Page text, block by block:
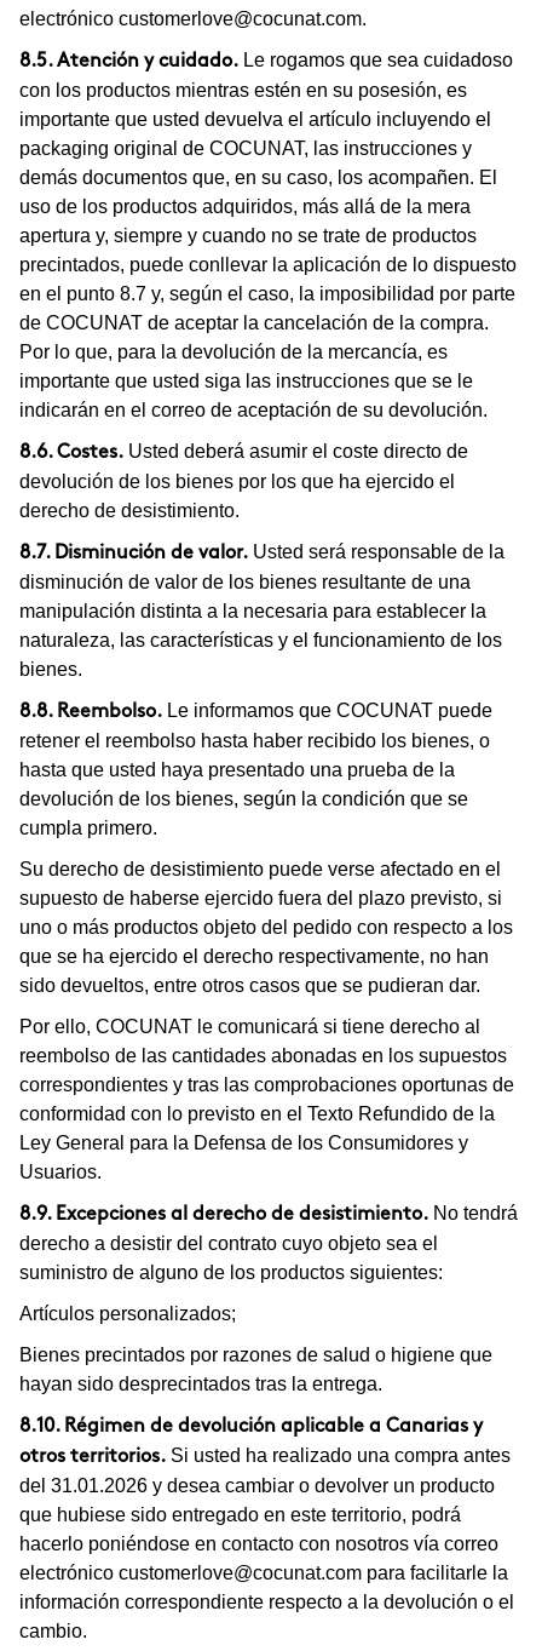
electrónico customerlove@cocunat.com.
8.5. Atención y cuidado. Le rogamos que sea cuidadoso
con los productos mientras estén en su posesión, es
importante que usted devuelva el artículo incluyendo el
packaging original de COCUNAT, las instrucciones y
demás documentos que, en su caso, los acompañen. El
uso de los productos adquiridos, más allá de la mera
apertura y, siempre y cuando no se trate de productos
precintados, puede conllevar la aplicación de lo dispuesto
en el punto 8.7 y, según el caso, la imposibilidad por parte
de COCUNAT de aceptar la cancelación de la compra.
Por lo que, para la devolución de la mercancía, es
importante que usted siga las instrucciones que se le
indicarán en el correo de aceptación de su devolución.
8.6. Costes. Usted deberá asumir el coste directo de
devolución de los bienes por los que ha ejercido el
derecho de desistimiento.
8.7. Disminución de valor. Usted será responsable de la
disminución de valor de los bienes resultante de una
manipulación distinta a la necesaria para establecer la
naturaleza, las características y el funcionamiento de los
bienes.
8.8. Reembolso. Le informamos que COCUNAT puede
retener el reembolso hasta haber recibido los bienes, o
hasta que usted haya presentado una prueba de la
devolución de los bienes, según la condición que se
cumpla primero.
Su derecho de desistimiento puede verse afectado en el
supuesto de haberse ejercido fuera del plazo previsto, si
uno o más productos objeto del pedido con respecto a los
que se ha ejercido el derecho respectivamente, no han
sido devueltos, entre otros casos que se pudieran dar.
Por ello, COCUNAT le comunicará si tiene derecho al
reembolso de las cantidades abonadas en los supuestos
correspondientes y tras las comprobaciones oportunas de
conformidad con lo previsto en el Texto Refundido de la
Ley General para la Defensa de los Consumidores y
Usuarios.
8.9. Excepciones al derecho de desistimiento. No tendrá
derecho a desistir del contrato cuyo objeto sea el
suministro de alguno de los productos siguientes:
Artículos personalizados;
Bienes precintados por razones de salud o higiene que
hayan sido desprecintados tras la entrega.
8.10. Régimen de devolución aplicable a Canarias y
otros territorios. Si usted ha realizado una compra antes
del 31.01.2026 y desea cambiar o devolver un producto
que hubiese sido entregado en este territorio, podrá
hacerlo poniéndose en contacto con nosotros vía correo
electrónico customerlove@cocunat.com para facilitarle la
información correspondiente respecto a la devolución o el
cambio.